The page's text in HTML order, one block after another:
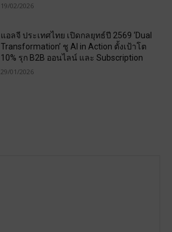
19/02/2026
แอลจี ประเทศไทย เปิดกลยุทธ์ปี 2569 ‘Dual
Transformation’ ชู AI in Action ตั้งเป้าโต
10% รุก B2B ออนไลน์ และ Subscription
29/01/2026